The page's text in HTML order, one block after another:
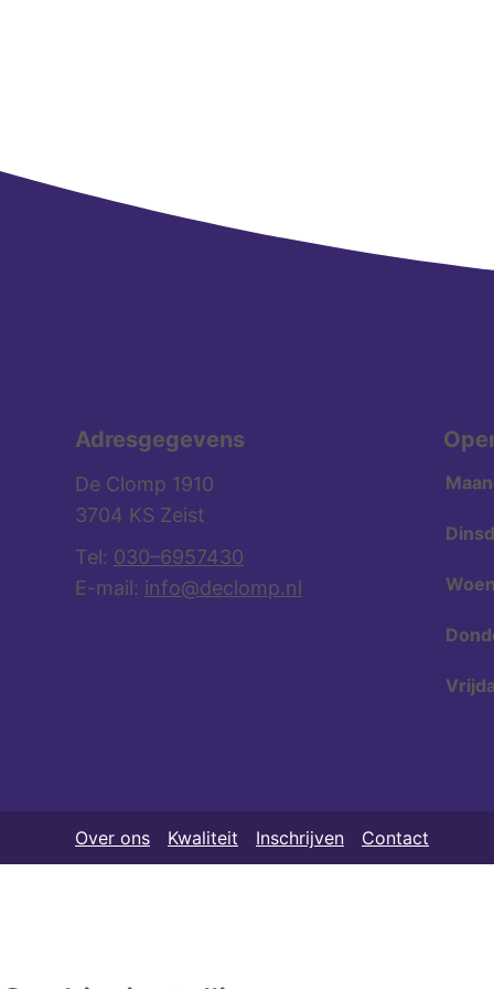
Adresgegevens
De Clomp 1910
3704 KS Zeist
Tel: 030–6957430
E-mail: info@declomp.nl
Over ons Kwaliteit Inschrijven Contact